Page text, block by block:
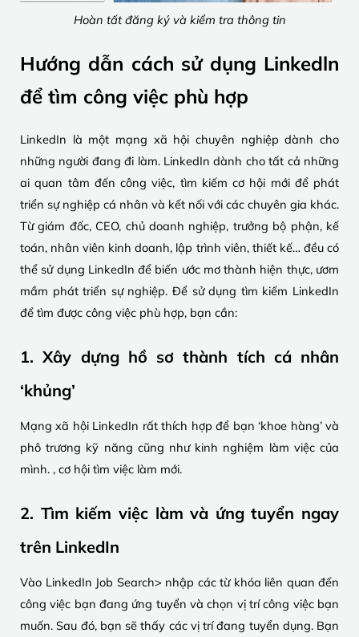
Hoàn tất đăng ký và kiểm tra thông tin
Hướng dẫn cách sử dụng Linkedln
để tìm công việc phù hợp
LinkedIn là một mạng xã hội chuyên nghiệp dành cho
những người đang đi làm. LinkedIn dành cho tất cả những
ai quan tâm đến công việc, tìm kiếm cơ hội mới để phát
triển sự nghiệp cá nhân và kết nối với các chuyên gia khác.
Từ giám đốc, CEO, chủ doanh nghiệp, trưởng bộ phận, kế
toán, nhân viên kinh doanh, lập trình viên, thiết kế… đều có
thể sử dụng LinkedIn để biến ước mơ thành hiện thực, ươm
mầm phát triển sự nghiệp. Để sử dụng tìm kiếm LinkedIn
để tìm được công việc phù hợp, bạn cần:
1. Xây dựng hồ sơ thành tích cá nhân
‘khủng’
Mạng xã hội LinkedIn rất thích hợp để bạn ‘khoe hàng’ và
phô trương kỹ năng cũng như kinh nghiệm làm việc của
mình. , cơ hội tìm việc làm mới.
2. Tìm kiếm việc làm và ứng tuyển ngay
trên LinkedIn
Vào LinkedIn Job Search> nhập các từ khóa liên quan đến
công việc bạn đang ứng tuyển và chọn vị trí công việc bạn
muốn. Sau đó, bạn sẽ thấy các vị trí đang tuyển dụng. Bạn